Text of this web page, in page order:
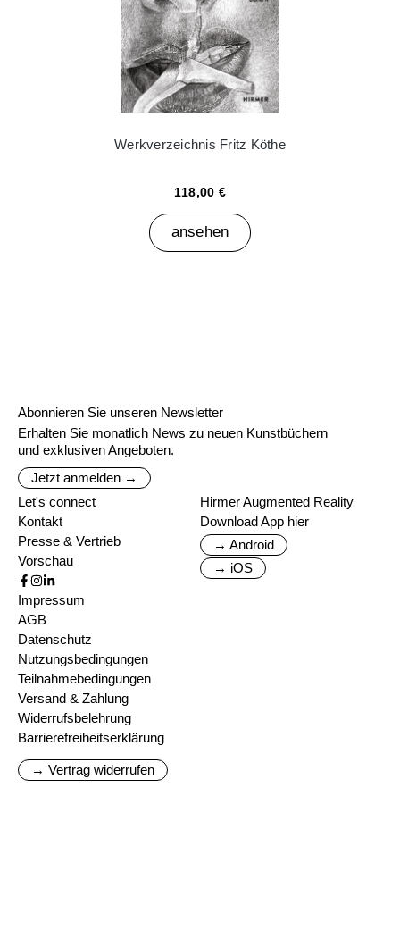
Werkverzeichnis Fritz Köthe
118,00 €
ansehen
Abonnieren Sie unseren Newsletter
Erhalten Sie monatlich News zu neuen Kunstbüchern
und exklusiven Angeboten.
Jetzt anmelden →
Let's connect
Kontakt
Presse & Vertrieb
Vorschau
Hirmer Augmented Reality
Download App hier
→ Android
→ iOS
Impressum
AGB
Datenschutz
Nutzungsbedingungen
Teilnahmebedingungen
Versand & Zahlung
Widerrufsbelehrung
Barrierefreiheitserklärung
→ Vertrag widerrufen